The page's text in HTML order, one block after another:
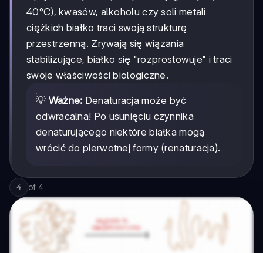
40°C), kwasów, alkoholu czy soli metali
ciężkich białko traci swoją strukturę
przestrzenną. Zrywają się wiązania
stabilizujące, białko się "rozprostowuje" i traci
swoje właściwości biologiczne.
💡 Ważne: Denaturacja może być
odwracalna! Po usunięciu czynnika
denaturującego niektóre białka mogą
wrócić do pierwotnej formy (renaturacja).
4 of 4